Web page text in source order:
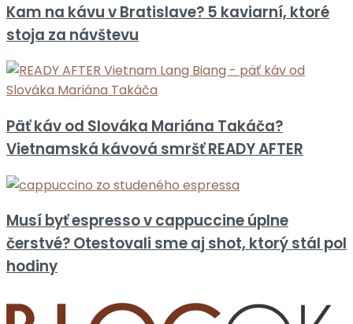
Kam na kávu v Bratislave? 5 kaviarní, ktoré
stoja za návštevu
Päť káv od Slováka Mariána Takáča?
Vietnamská kávová smršť READY AFTER
Musí byť espresso v cappuccine úplne
čerstvé? Otestovali sme aj shot, ktorý stál pol
hodiny